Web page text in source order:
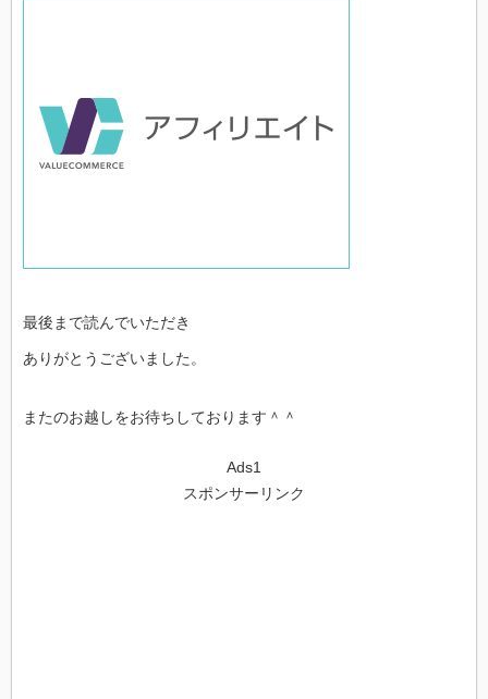
最後まで読んでいただき
ありがとうございました。
またのお越しをお待ちしております＾＾
Ads1
スポンサーリンク